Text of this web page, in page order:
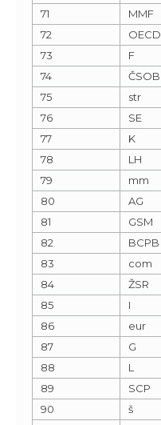
71
MMF
72
OECD
73
F
74
ČSOB
75
str
76
SE
77
K
78
LH
79
mm
80
AG
81
GSM
82
BCPB
83
com
84
ŽSR
85
I
86
eur
87
G
88
L
89
SCP
90
š